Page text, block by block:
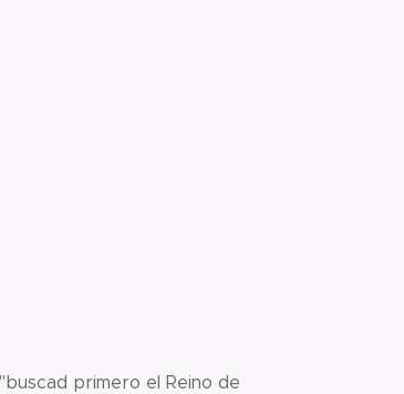
primero el Reino de